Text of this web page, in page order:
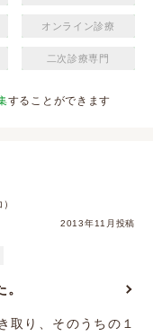
オンライン診療
二次診療専門
することができます
2013年11月投稿
取り、そのうちの１